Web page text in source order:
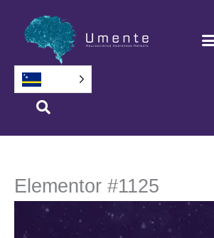
Elementor #1125